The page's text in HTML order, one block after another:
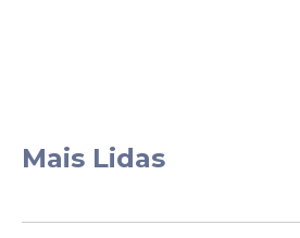
Mais Lidas